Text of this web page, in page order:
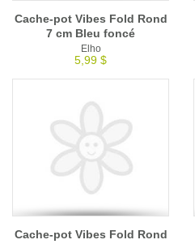
Cache-pot Vibes Fold Rond
7 cm Bleu foncé
Elho
5,99 $
Cache-pot Vibes Fold Rond